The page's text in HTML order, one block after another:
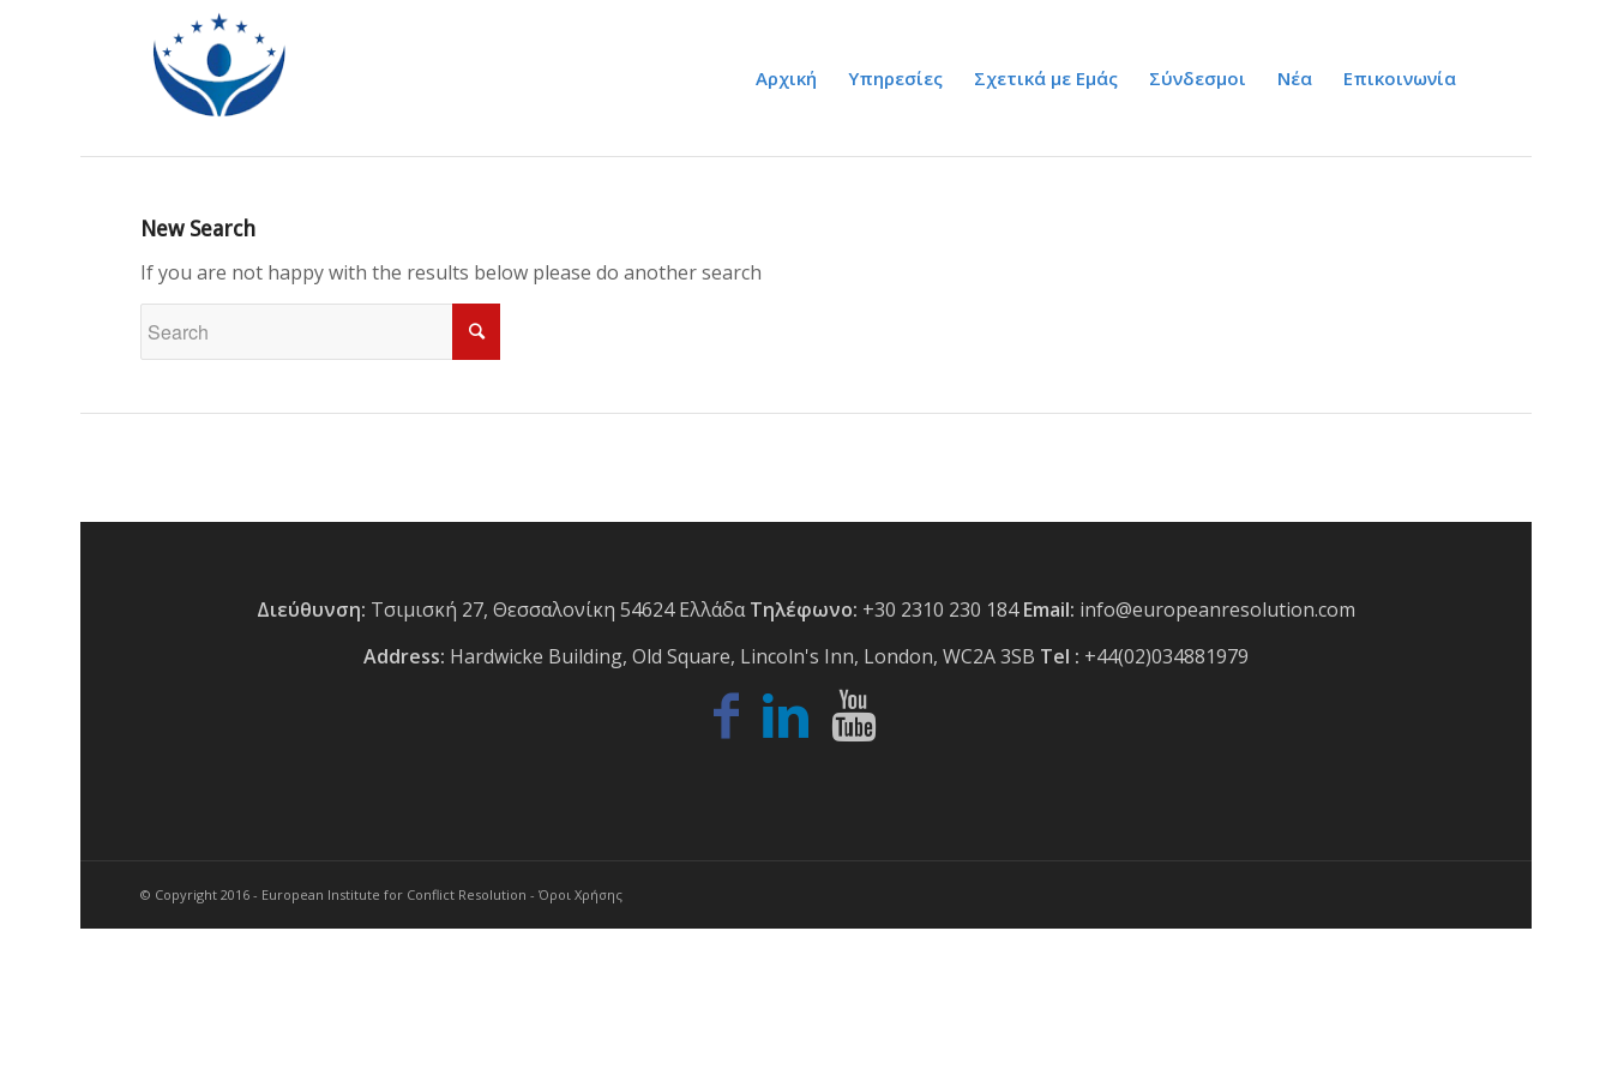
Αρχική Υπηρεσίες Σχετικά με Εμάς Σύνδεσμοι Νέα Επικοινωνία
New Search
If you are not happy with the results below please do another search
Διεύθυνση: Τσιμισκή 27, Θεσσαλονίκη 54624 ΕλλάδαΤηλέφωνο: +30 2310 230 184Email: info@europeanresolution.com
Address: Hardwicke Building, Old Square, Lincoln's Inn, London, WC2A 3SB Tel : +44(02)034881979
© Copyright 2016 - European Institute for Conflict Resolution -Όροι Χρήσης